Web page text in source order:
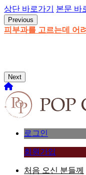
팝의원 | 대
상단 바로가기 본문 바
Previous
8월 15일(토)~17(월)휴
19년경력 대표원장이
피부과를 고르는데 어
당신의 피부를 위한단
강경완 대표원장엘라
Next
로그인
회원가입
처음 오신 분들께